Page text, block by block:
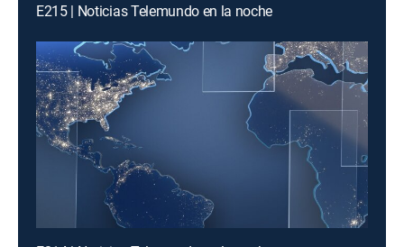
E215 | Noticias Telemundo en la noche